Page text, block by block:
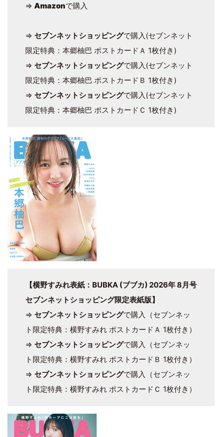
⇒ Amazonで購入
⇒ セブンネットショッピングで購入(セブンネット
限定特典：本郷柚巴 ポストカードＡ 1枚付き)
⇒ セブンネットショッピングで購入(セブンネット
限定特典：本郷柚巴 ポストカードＢ 1枚付き)
⇒ セブンネットショッピングで購入(セブンネット
限定特典：本郷柚巴 ポストカードＣ 1枚付き)
【横野すみれ表紙：BUBKA (ブブカ) 2026年 8月号
セブンネットショッピング限定表紙版】
⇒ セブンネットショッピングで購入（セブンネッ
ト限定特典：横野すみれ ポストカードＡ 1枚付き）
⇒ セブンネットショッピングで購入（セブンネッ
ト限定特典：横野すみれ ポストカードＢ 1枚付き）
⇒ セブンネットショッピングで購入（セブンネッ
ト限定特典：横野すみれ ポストカードＣ 1枚付き）